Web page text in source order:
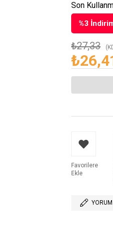
%3
₺27,33
Son
Favorilere
Ekle